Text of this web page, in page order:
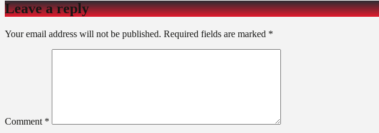
Leave a reply
Your email address will not be published. Required fields are marked *
Comment *